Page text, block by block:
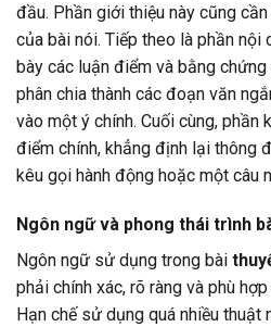
đầu. Phần giới thiệu này cũng
của bài nói. Tiếp theo là phần nội
bày các luận điểm và bằng
phân chia thành các đoạn văn
vào một ý chính. Cuối cùng,
điểm chính, khẳng định lại thông
kêu gọi hành động hoặc một câu
Ngôn ngữ và phong thái trình
Ngôn ngữ sử dụng trong bài
phải chính xác, rõ ràng và phù
Hạn chế sử dụng quá nhiều thuật